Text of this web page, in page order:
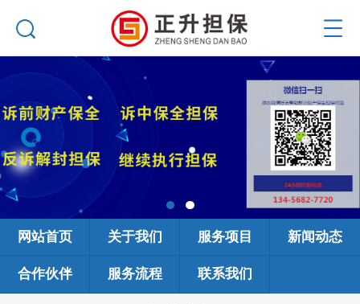
网站首页 关于我们 服务项目 新闻动态
合作伙伴 服务流程 联系我们